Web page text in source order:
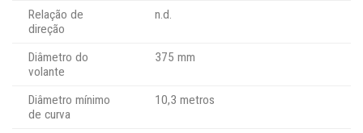
Relação de
direção
n.d.
Diâmetro do
volante
375 mm
Diâmetro mínimo
de curva
10,3 metros